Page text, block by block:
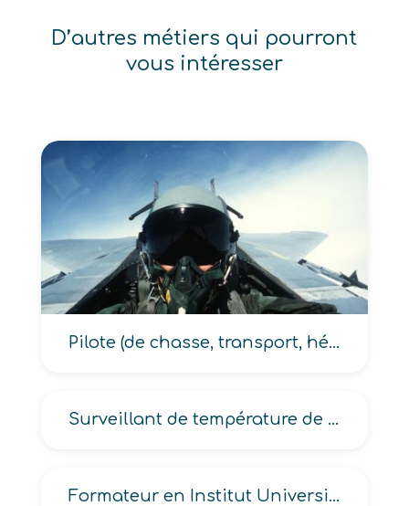
D’autres métiers qui pourront
vous intéresser
Pilote (de chasse, transport, hélicoptère de l’armée)
Surveillant de température de forge industrielle
Formateur en Institut Universitaire de Formation des Maîtres -IUFM-